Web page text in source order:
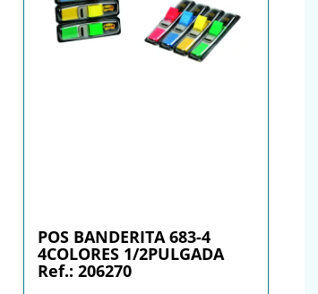
POS BANDERITA 683-4
4COLORES 1/2PULGADA
Ref.: 206270